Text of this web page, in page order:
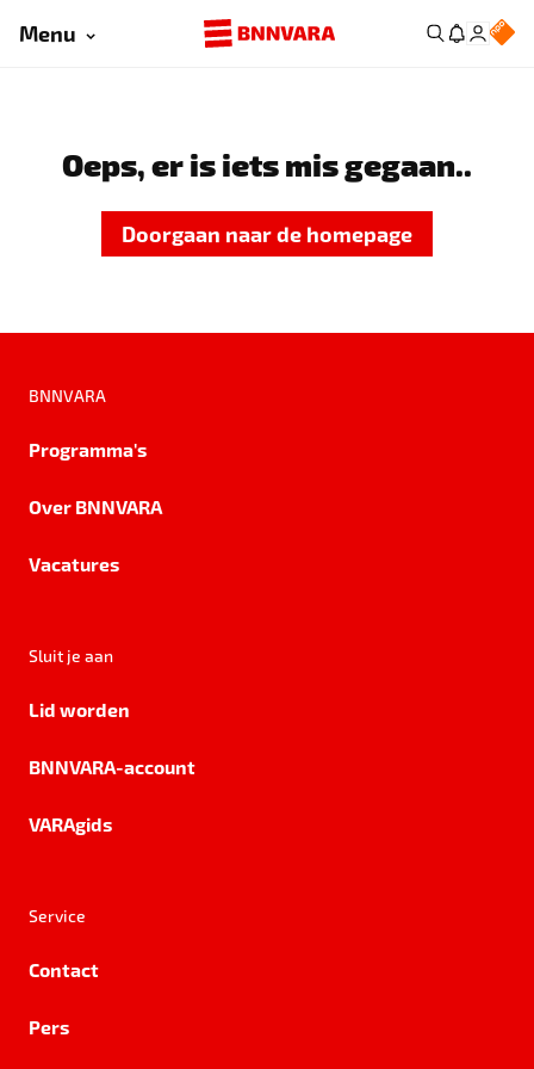
Menu
Oeps, er is iets mis gegaan..
Doorgaan naar de homepage
BNNVARA
Programma's
Over BNNVARA
Vacatures
Sluit je aan
Lid worden
BNNVARA-account
VARAgids
Service
Contact
Pers